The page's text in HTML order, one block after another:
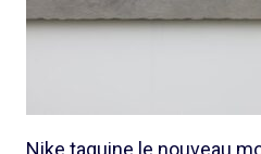
Nike taquine le nouveau